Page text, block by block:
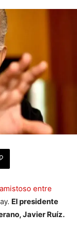
amistoso entre
El presidente
Javier Ruíz.